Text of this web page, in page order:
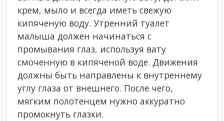
крем, мыло и всегда иметь свежую
кипяченую воду. Утренний туалет
малыша должен начинаться с
промывания глаз, используя вату
смоченную в кипяченой воде. Движения
должны быть направлены к внутреннему
углу глаза от внешнего. После чего,
мягким полотенцем нужно аккуратно
промокнуть глазки.